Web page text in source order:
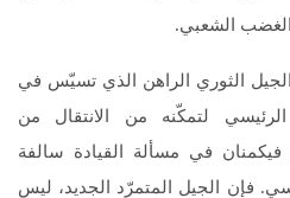
الغضب الشعبي.
الجيل الثوري الراهن الذي تسيّس في
لتمكّنه من الانتقال من
فيكمنان في مسألة القيادة سالفة
فإن الجيل المتمرّد الجديد، ليس